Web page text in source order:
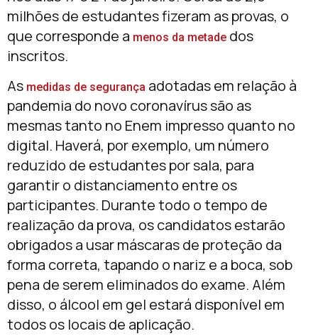
milhões de estudantes fizeram as provas, o
que corresponde a menos da metade dos
inscritos.
As medidas de segurança adotadas em relação à
pandemia do novo coronavírus são as
mesmas tanto no Enem impresso quanto no
digital. Haverá, por exemplo, um número
reduzido de estudantes por sala, para
garantir o distanciamento entre os
participantes. Durante todo o tempo de
realização da prova, os candidatos estarão
obrigados a usar máscaras de proteção da
forma correta, tapando o nariz e a boca, sob
pena de serem eliminados do exame. Além
disso, o álcool em gel estará disponível em
todos os locais de aplicação.